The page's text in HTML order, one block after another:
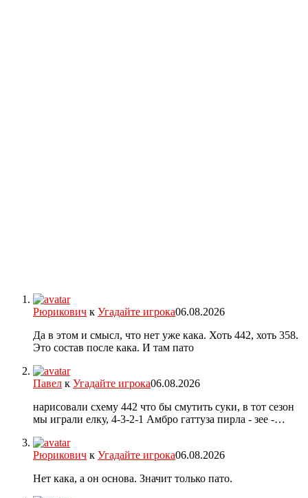
Рюрикович к Угадайте игрока06.08.2026
Да в этом и смысл, что нет уже кака. Хоть 442, хоть 358.
Это состав после кака. И там пато
Павел к Угадайте игрока06.08.2026
нарисовали схему 442 что бы смутить суки, в тот сезон
мы играли елку, 4-3-2-1 Амбро гаттуза пирла - зее -…
Рюрикович к Угадайте игрока06.08.2026
Нет кака, а он основа. Значит только пато.